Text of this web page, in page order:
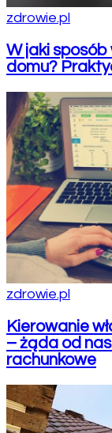
zdrowie.pl
W jaki
domu?
zdrowie.pl
Kierowanie
– żąda od
rachunkowe